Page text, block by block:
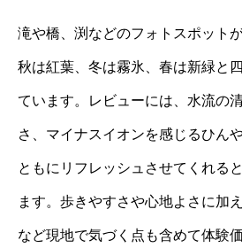
滝や橋、渕などのフォトスポット
秋は紅葉、冬は霧氷、春は新緑と
ています。レビューには、水流の
さ、マイナスイオンを感じるひん
ともにリフレッシュさせてくれる
ます。歩きやすさや心地よさに加
など現地で気づく点も含めて体験